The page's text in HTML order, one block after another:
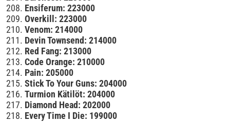
Ensiferum: 223000
Overkill: 223000
Venom: 214000
Devin Townsend: 214000
Red Fang: 213000
Code Orange: 210000
Pain: 205000
Stick To Your Guns: 204000
Turmion Kätilöt: 204000
Diamond Head: 202000
Every Time I Die: 199000